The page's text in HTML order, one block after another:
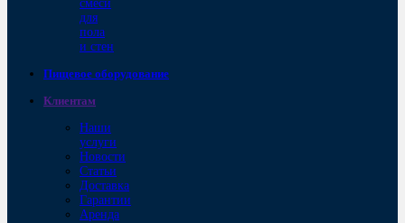
смеси
для
пола
и стен
Пищевое оборудование
Клиентам
Наши
услуги
Новости
Статьи
Доставка
Гарантии
Аренда